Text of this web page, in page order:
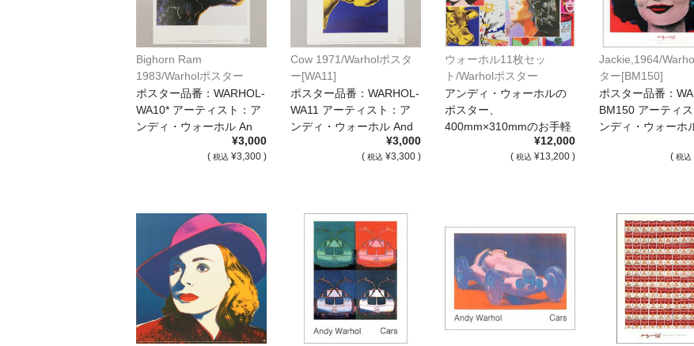
Bighorn Ram
1983/Warholポスター
[WA10]*
ポスター品番：WARHOL-
WA10* アーティスト：ア
ンディ・ウォーホル An
¥3,000
( 税込 ¥3,300 )
Cow 1971/Warholポスタ
ー[WA11]
ポスター品番：WARHOL-
WA11 アーティスト：ア
ンディ・ウォーホル And
¥3,000
( 税込 ¥3,300 )
ウォーホル11枚セッ
ト/Warholポスター
[WA20]*
アンディ・ウォーホルの
ポスター、
400mm×310mmのお手軽
なサイズを11枚セ […]¥12,000
( 税込 ¥13,200 )
Jackie,1964/
ター[BM150]
ポスター品番：
BM150 アーティ
ンディ・ウォーホ
( 税込